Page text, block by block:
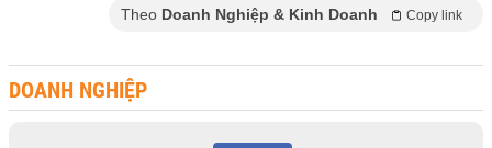
Theo Doanh Nghiệp & Kinh Doanh Copy link
DOANH NGHIỆP